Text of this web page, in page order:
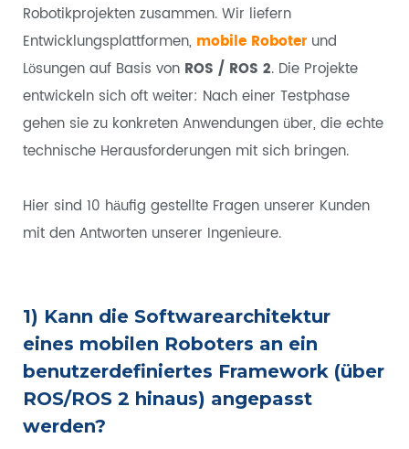
Robotikprojekten zusammen. Wir liefern
Entwicklungsplattformen, mobile Roboterund
Lösungen auf Basis von ROS / ROS 2. Die Projekte
entwickeln sich oft weiter: Nach einer Testphase
gehen sie zu konkreten Anwendungen über, die echte
technische Herausforderungen mit sich bringen.
Hier sind 10 häufig gestellte Fragen unserer Kunden
mit den Antworten unserer Ingenieure.
1) Kann die Softwarearchitektur
eines mobilen Roboters an ein
benutzerdefiniertes Framework (über
ROS/ROS 2 hinaus) angepasst
werden?